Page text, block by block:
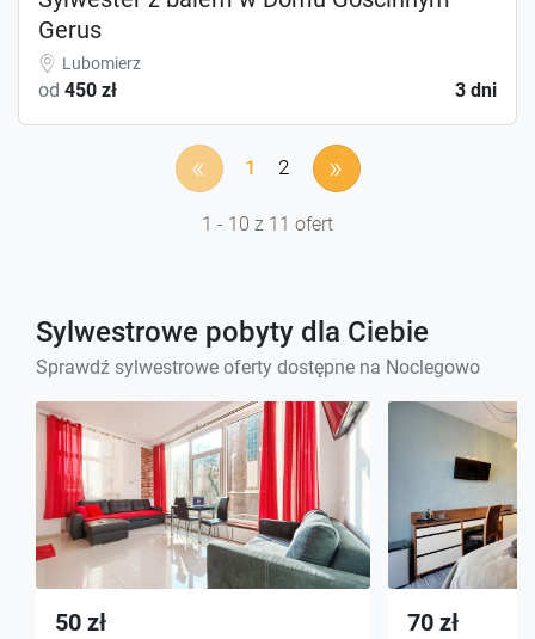
Gerus
Lubomierz
od 450 zł 3 dni
« 1 2 »
1 - 10 z 11 ofert
Sylwestrowe pobyty dla Ciebie
Sprawdź sylwestrowe oferty dostępne na Noclegowo
50 zł 70 zł